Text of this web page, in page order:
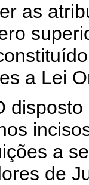
as
a Lei
a
de